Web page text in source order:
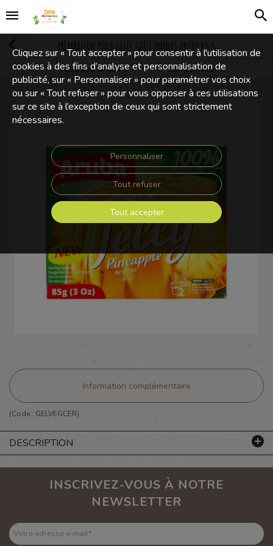
PRÉPARATION POUR GELÉE GOÛT ANANAS ARUBA 85 G
Tous les articles
Confiseries
Confiseries
Information complémentaire
(Code : GELVEGCER)
DESCRIPTION
Cliquez sur « Tout accepter » pour consentir à l'utilisation de
cookies à des fins d’analyse et personnalisation de
publicité, sur « Personnaliser » pour paramétrer vos choix
ou sur « Tout refuser » pour vous opposer à ces utilisations
sur ce site à l’exception de ceux qui sont strictement
nécessaires.
Personnaliser
Tout refuser
Tout accepter
INSCRIVEZ-VOUS À NOTRE
NEWSLETTER
Votre adresse e-mail*